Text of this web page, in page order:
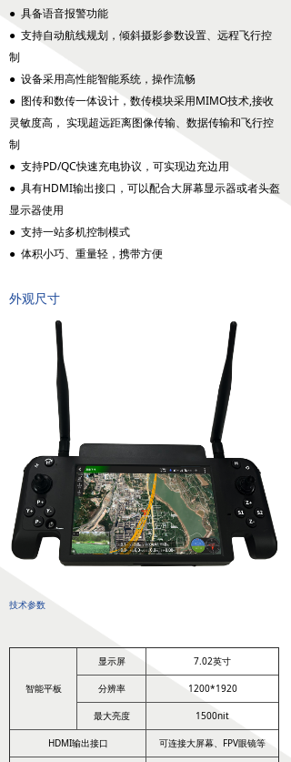
넸 航拍吊舱
넸
环保监测专用吊舱
넸 抛投发射吊舱
넸声光吊舱
넸通信视频中继吊舱
图传
넸 无线快网系列
高清移动视频发射机系列
高清移动视频接收机系列
系统集成系列
行业应用
넸 警用安防
넸 工业应用
关于我们
● 具备语音报警功能
● 支持自动航线规划，倾斜摄影参数设置、远程飞行控
制
● 设备采用高性能智能系统，操作流畅
● 图传和数传一体设计，数传模块采用MIMO技术,接收
灵敏度高， 实现超远距离图像传输、数据传输和飞行控
制
● 支持PD/QC快速充电协议，可实现边充边用
● 具有HDMI输出接口，可以配合大屏幕显示器或者头盔
显示器使用
● 支持一站多机控制模式
● 体积小巧、重量轻，携带方便
技术参数
智能平板
显示屏 7.02英寸
分辨率 1200*1920
最大亮度 1500nit
HDMI输出接口 可连接大屏幕、FPV眼镜等
外观尺寸